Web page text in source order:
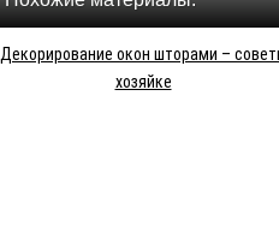
Декорирование окон шторами –
хозяйке